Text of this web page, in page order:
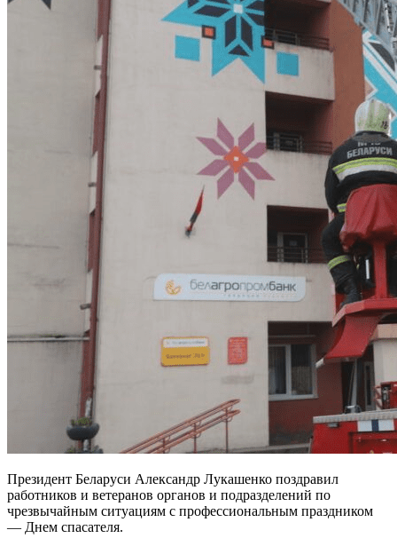
Президент Беларуси Александр Лукашенко поздравил
работников и ветеранов органов и подразделений по
чрезвычайным ситуациям с профессиональным праздником
— Днем спасателя.